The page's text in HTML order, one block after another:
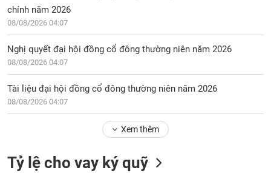
chính năm 2026
08/08/2026 04:07
Nghị quyết đại hội đồng cổ đông thường niên năm 2026
08/08/2026 04:07
Tài liệu đại hội đồng cổ đông thường niên năm 2026
08/08/2026 04:07
Xem thêm
Tỷ lệ cho vay ký quỹ